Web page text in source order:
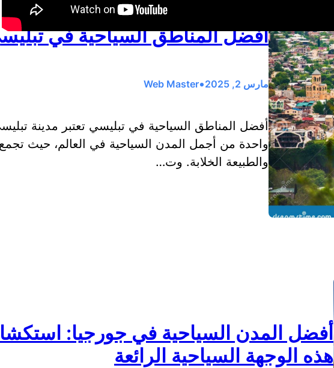
أفضل المناطق السياحية في
مارس 2, 2025 •
Web Master
أفضل المناطق السياحية في تبليسي تعتبر مدينة
واحدة من أجمل المدن السياحية في العالم، حيث تجمع
والطبيعة الخلابة. وت…
أفضل المدن السياحية في جورجيا:
هذه الوجهة السياحية الرائعة